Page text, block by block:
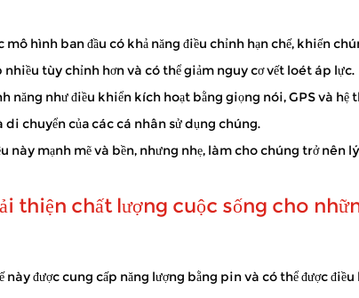
với khả năng tự lực cao hơn. Với tư cách là người đáng tin
hình ban đầu có khả năng điều chỉnh hạn chế, khiến
tùy chỉnh hơn và có thể giảm nguy cơ vết loét áp lực.
năng như điều khiển kích hoạt bằng giọng nói, GPS và
chuyển của các cá nhân sử dụng chúng.
mạnh mẽ và bền, nhưng nhẹ, làm cho chúng trở nên
thiện chất lượng cuộc sống cho
được cung cấp năng lượng bằng pin và có thể được